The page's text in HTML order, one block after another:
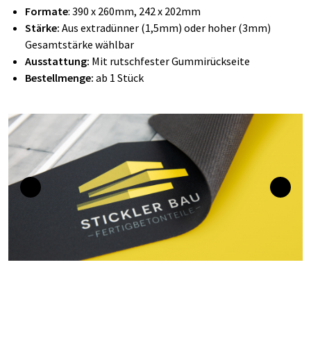
Formate: 390 x 260mm, 242 x 202mm
Stärke: Aus extradünner (1,5mm) oder hoher (3mm)
Gesamtstärke wählbar
Ausstattung: Mit rutschfester Gummirückseite
Bestellmenge: ab 1 Stück